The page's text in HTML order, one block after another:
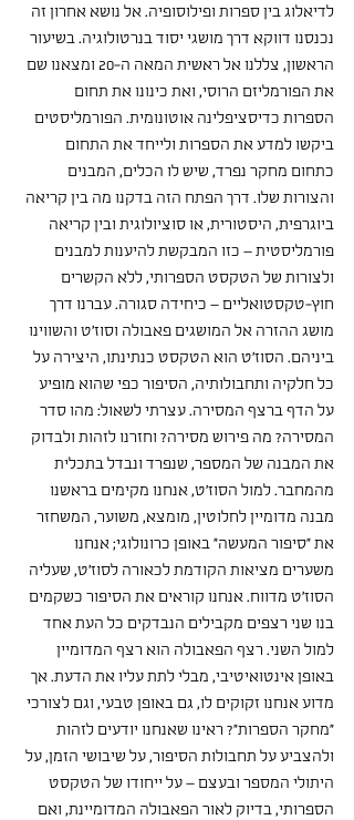
לדיאלוג בין ספרות ופילוסופיה. אל נושא אחרון זה
נכנסנו דווקא דרך מושגי יסוד בנרטולוגיה. בשיעור
הראשון, צללנו אל ראשית המאה ה-20 ומצאנו שם
את הפורמליזם הרוסי, ואת כינונו את תחום
הספרות כדיסציפלינה אוטונומית. הפורמליסטים
ביקשו למדע את הספרות ולייחד את התחום
כתחום מחקר נפרד, שיש לו הכלים, המבנים
והצורות שלו. דרך הפתח הזה בדקנו מה בין קריאה
ביוגרפית, היסטורית, או סוציולוגית ובין קריאה
פורמליסטית – כזו המבקשת להיענות למבנים
ולצורות של הטקסט הספרותי, ללא הקשרים
חוץ-טקסטואליים – כיחידה סגורה. עברנו דרך
מושג ההזרה אל המושגים פאבולה וסוז'ט והשווינו
ביניהם. הסוז'ט הוא הטקסט כנתינתו, היצירה על
כל חלקיה ותחבולותיה, הסיפור כפי שהוא מופיע
על הדף ברצף המסירה. עצרתי לשאול: מהו סדר
המסירה? מה פירוש מסירה? וחזרנו לזהות ולבדוק
את המבנה של המספר, שנפרד ונבדל בתכלית
מהמחבר. למול הסוז'ט, אנחנו מקימים בראשנו
מבנה מדומיין לחלוטין, מומצא, משוער, המשחזר
את "סיפור המעשה" באופן כרונולוגי; אנחנו
משערים מציאות הקודמת לכאורה לסוז'ט, שעליה
הסוז'ט מדווח. אנחנו קוראים את הסיפור כשקמים
בנו שני רצפים מקבילים הנבדקים כל העת אחד
למול השני. רצף הפאבולה הוא רצף המדומיין
באופן אינטואיטיבי, מבלי לתת עליו את הדעת. אך
מדוע אנחנו זקוקים לו, גם באופן טבעי, וגם לצורכי
"מחקר הספרות"? ראינו שאנחנו יודעים לזהות
ולהצביע על תחבולות הסיפור, על שיבושי הזמן, על
היתולי המספר ובעצם – על ייחודו של הטקסט
הספרותי, בדיוק לאור הפאבולה המדומיינת, ואם